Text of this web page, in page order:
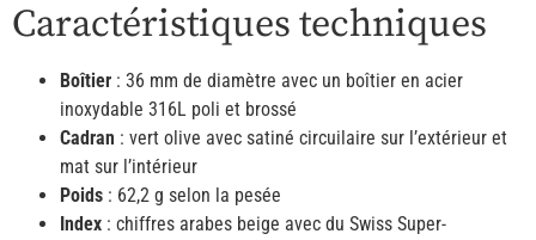
Caractéristiques techniques
Boîtier : 36 mm de diamètre avec un boîtier en acier
inoxydable 316L poli et brossé
Cadran : vert olive avec satiné circuilaire sur l’extérieur et
mat sur l’intérieur
Poids : 62,2 g selon la pesée
Index : chiffres arabes beige avec du Swiss Super-